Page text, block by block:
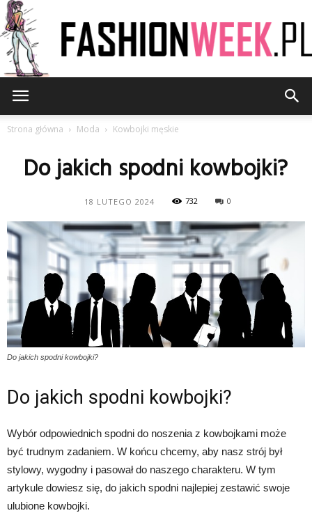
Strona główna Moda Kowbojki męskie
Do jakich spodni kowbojki?
18 LUTEGO 2024 732 0
Do jakich spodni kowbojki?
Do jakich spodni kowbojki?
Wybór odpowiednich spodni do noszenia z kowbojkami może
być trudnym zadaniem. W końcu chcemy, aby nasz strój był
stylowy, wygodny i pasował do naszego charakteru. W tym
artykule dowiesz się, do jakich spodni najlepiej zestawić swoje
ulubione kowbojki.